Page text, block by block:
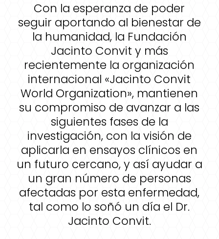
Con la esperanza de poder
seguir aportando al bienestar de
la humanidad, la Fundación
Jacinto Convit y más
recientemente la organización
internacional «Jacinto Convit
World Organization», mantienen
su compromiso de avanzar a las
siguientes fases de la
investigación, con la visión de
aplicarla en ensayos clínicos en
un futuro cercano, y así ayudar a
un gran número de personas
afectadas por esta enfermedad,
tal como lo soñó un día el Dr.
Jacinto Convit.